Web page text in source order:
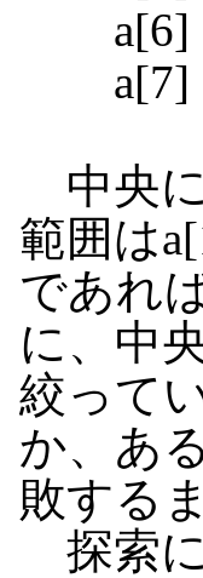
中央
範囲は
であれ
に、中
絞って
か、あ
敗する
探索